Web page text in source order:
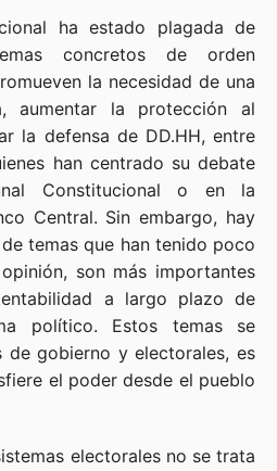
ha estado plagada de
concretos de orden
la necesidad de una
aumentar la protección al
la defensa de DD.HH, entre
han centrado su debate
Constitucional o en la
Central. Sin embargo, hay
temas que han tenido poco
son más importantes
a largo plazo de
político. Estos temas se
de gobierno y electorales, es
el poder desde el pueblo
electorales no se trata